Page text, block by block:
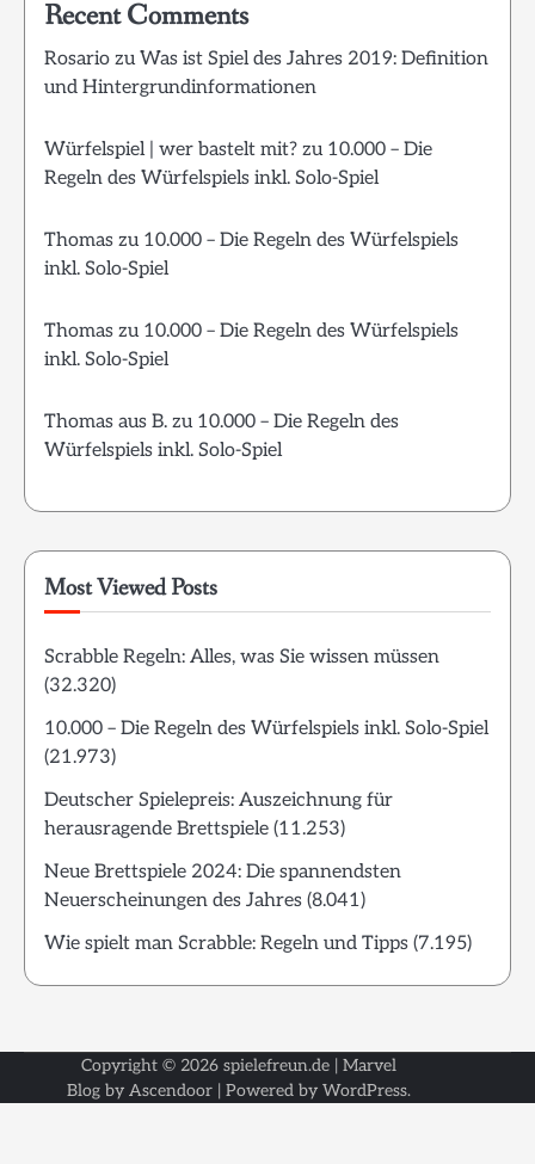
Recent Comments
Rosario zuWas ist Spiel des Jahres 2019: Definition
und Hintergrundinformationen
Würfelspiel | wer bastelt mit? zu 10.000 – Die
Regeln des Würfelspiels inkl. Solo-Spiel
Thomas zu 10.000 – Die Regeln des Würfelspiels
inkl. Solo-Spiel
Thomas zu 10.000 – Die Regeln des Würfelspiels
inkl. Solo-Spiel
Thomas aus B. zu 10.000 – Die Regeln des
Würfelspiels inkl. Solo-Spiel
Most Viewed Posts
Scrabble Regeln: Alles, was Sie wissen müssen
(32.320)
10.000 – Die Regeln des Würfelspiels inkl. Solo-Spiel
(21.973)
Deutscher Spielepreis: Auszeichnung für
herausragende Brettspiele (11.253)
Neue Brettspiele 2024: Die spannendsten
Neuerscheinungen des Jahres (8.041)
Wie spielt man Scrabble: Regeln und Tipps (7.195)
Copyright © 2026 spielefreun.de | Marvel
Blog by Ascendoor | Powered by WordPress.